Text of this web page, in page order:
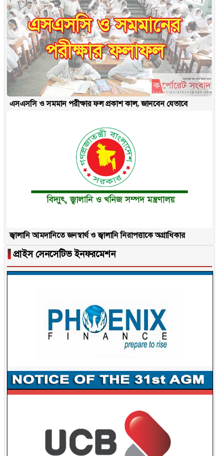
এসএসসি ও সমমান পরীক্ষার ফল প্রকাশ কাল, জানবেন যেভাবে
জ্বালানি আমদানিতে জনস্বার্থ ও জ্বালানি নিরাপত্তাকে অগ্রাধিকার
▐ প্রাইস সেনসেটিভ ইনফরমেশন